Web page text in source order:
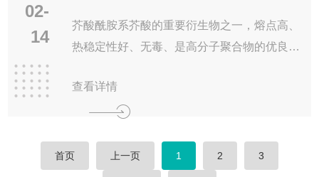
02-
14
芥酸酰胺系芥酸的重要衍生物之一，熔点高、
热稳定性好、无毒、是高分子聚合物的优良助
于石油、化工、轻纺和食品包装等工业领域，
查看详情
首页 上一页 1 2 3